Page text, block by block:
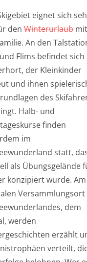
eignet sich
den Winterurlaub mit
An den
Flims befindet sich
der Kleinkinder
und ihnen
des
Halb- und
finden
im
statt,
als Übungsgelände
konzipiert wurde. Am
Versammlungsort
dem
werden
erzählt
verteilt,